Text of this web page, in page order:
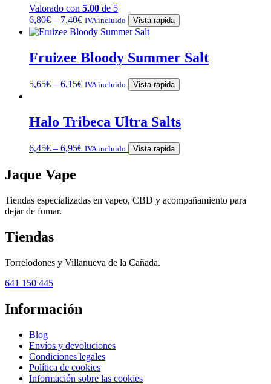
Valorado con 5.00 de 5
6,80€ – 7,40€ IVA incluido Vista rapida
Fruizee Bloody Summer Salt
5,65€ – 6,15€ IVA incluido Vista rapida
Halo Tribeca Ultra Salts
6,45€ – 6,95€ IVA incluido Vista rapida
Jaque Vape
Tiendas especializadas en vapeo, CBD y acompañamiento para
dejar de fumar.
Tiendas
Torrelodones y Villanueva de la Cañada.
641 150 445
Información
Blog
Envíos y devoluciones
Condiciones legales
Política de cookies
Información sobre las cookies